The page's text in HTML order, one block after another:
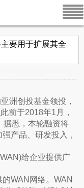
要用于扩展其全
洲创投基金领投，
前于2018年1月，
据悉，本轮融资将
产品、研发投入，
给企业提供广
WAN网络。WAN